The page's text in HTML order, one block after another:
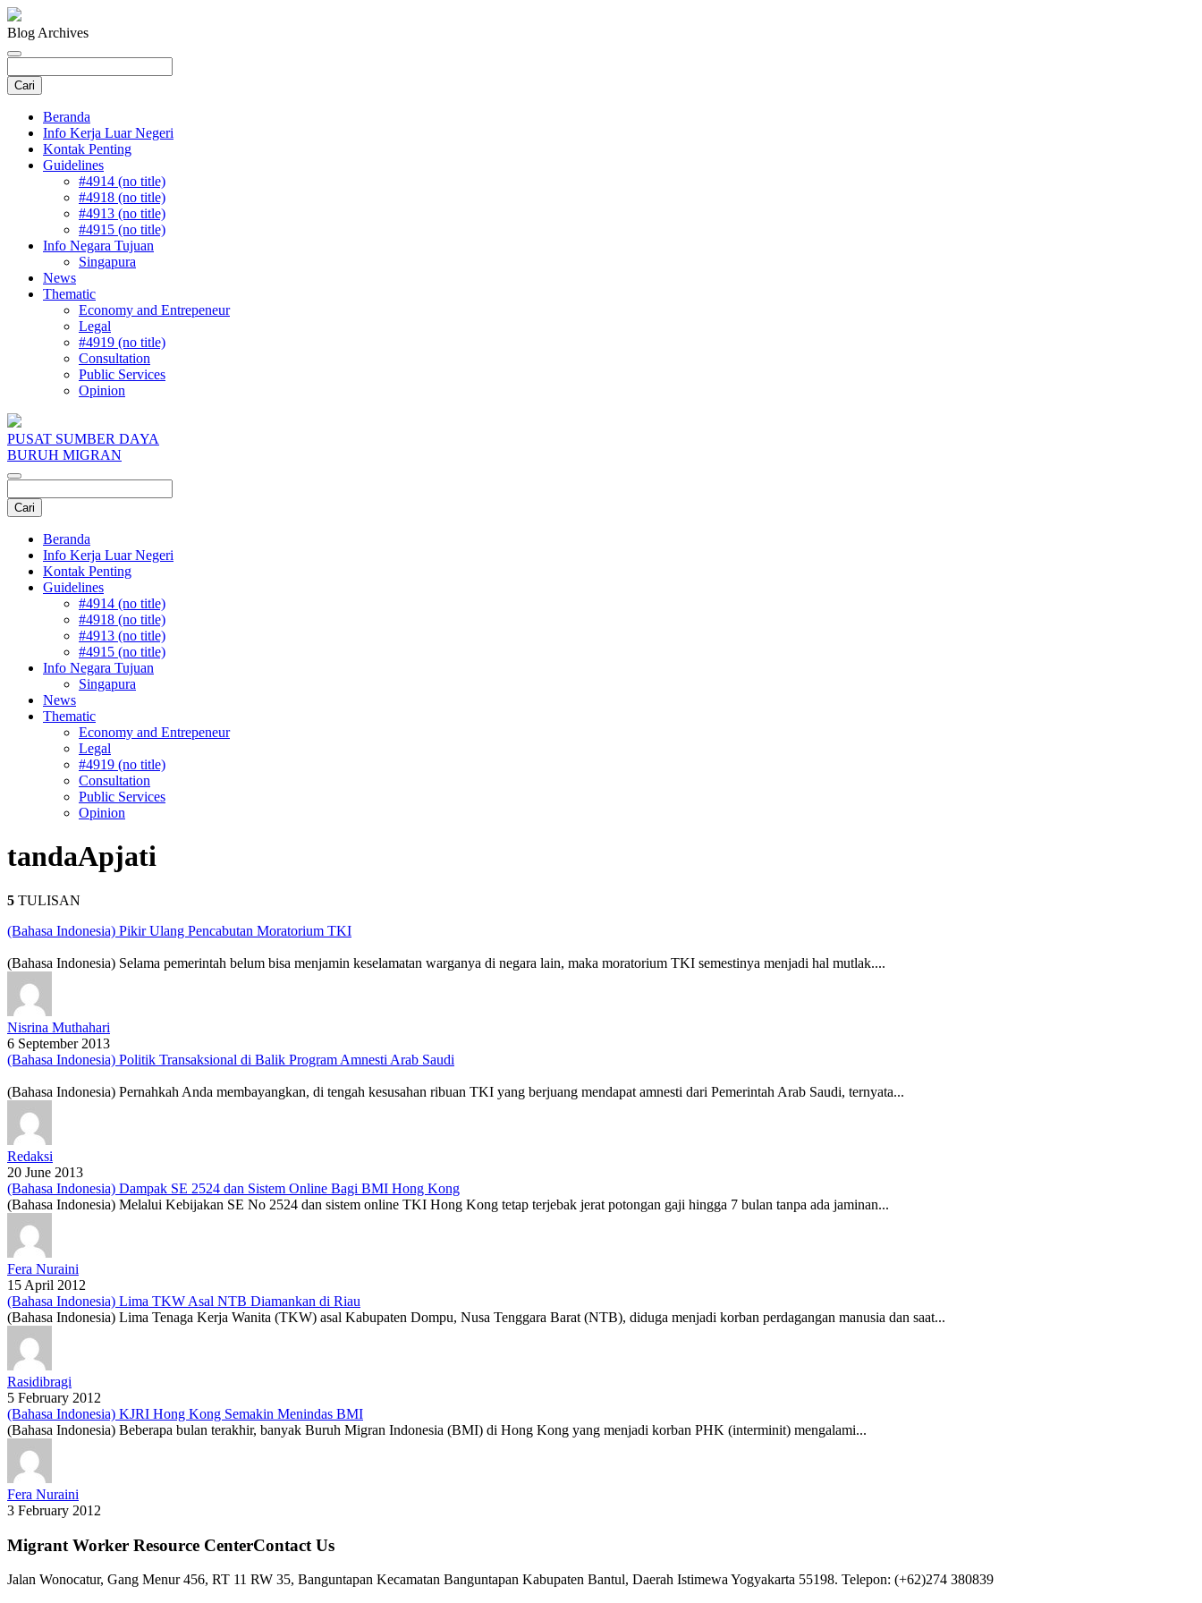
Blog Archives
Beranda
Info Kerja Luar Negeri
Kontak Penting
Guidelines
#4914 (no title)
#4918 (no title)
#4913 (no title)
#4915 (no title)
Info Negara Tujuan
Singapura
News
Thematic
Economy and Entrepeneur
Legal
#4919 (no title)
Consultation
Public Services
Opinion
PUSAT SUMBER DAYA
BURUH MIGRAN
Beranda
Info Kerja Luar Negeri
Kontak Penting
Guidelines
#4914 (no title)
#4918 (no title)
#4913 (no title)
#4915 (no title)
Info Negara Tujuan
Singapura
News
Thematic
Economy and Entrepeneur
Legal
#4919 (no title)
Consultation
Public Services
Opinion
tandaApjati
5 TULISAN
(Bahasa Indonesia) Pikir Ulang Pencabutan Moratorium TKI
(Bahasa Indonesia) Selama pemerintah belum bisa menjamin keselamatan warganya di negara lain, maka moratorium TKI semestinya menjadi hal mutlak....
Nisrina Muthahari
6 September 2013
(Bahasa Indonesia) Politik Transaksional di Balik Program Amnesti Arab Saudi
(Bahasa Indonesia) Pernahkah Anda membayangkan, di tengah kesusahan ribuan TKI yang berjuang mendapat amnesti dari Pemerintah Arab Saudi, ternyata...
Redaksi
20 June 2013
(Bahasa Indonesia) Dampak SE 2524 dan Sistem Online Bagi BMI Hong Kong
(Bahasa Indonesia) Melalui Kebijakan SE No 2524 dan sistem online TKI Hong Kong tetap terjebak jerat potongan gaji hingga 7 bulan tanpa ada jaminan...
Fera Nuraini
15 April 2012
(Bahasa Indonesia) Lima TKW Asal NTB Diamankan di Riau
(Bahasa Indonesia) Lima Tenaga Kerja Wanita (TKW) asal Kabupaten Dompu, Nusa Tenggara Barat (NTB), diduga menjadi korban perdagangan manusia dan saat...
Rasidibragi
5 February 2012
(Bahasa Indonesia) KJRI Hong Kong Semakin Menindas BMI
(Bahasa Indonesia) Beberapa bulan terakhir, banyak Buruh Migran Indonesia (BMI) di Hong Kong yang menjadi korban PHK (interminit) mengalami...
Fera Nuraini
3 February 2012
Migrant Worker Resource CenterContact Us
Jalan Wonocatur, Gang Menur 456, RT 11 RW 35, Banguntapan Kecamatan Banguntapan Kabupaten Bantul, Daerah Istimewa Yogyakarta 55198. Telepon: (+62)274 380839